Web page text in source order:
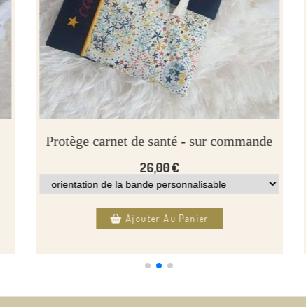
Protège carnet de santé - sur commande
26,00€
Ajouter Au Panier